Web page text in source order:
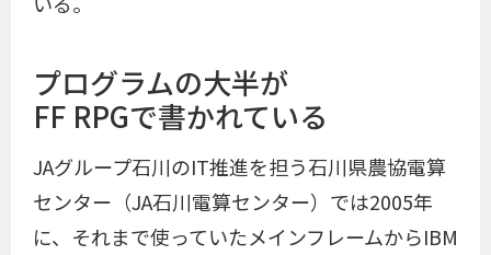
プログラムの大半が
FF RPGで書かれている
JAグループ石川のIT推進を担う石川県農協電算
センター（JA石川電算センター）では2005年
に、それまで使っていたメインフレームからIBM